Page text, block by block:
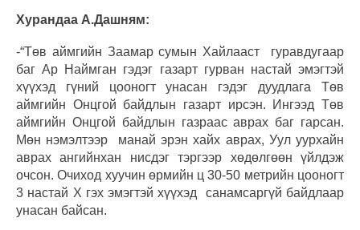
Хурандаа А.Дашням:
-“Төв аймгийн Заамар сумын Хайлааст гуравдугаар
баг Ар Наймган гэдэг газарт гурван настай эмэгтэй
хүүхэд гүний цооногт унасан гэдэг дуудлага Төв
аймгийн Онцгой байдлын газарт ирсэн. Ингээд Төв
аймгийн Онцгой байдлын газраас аврах баг гарсан.
Мөн нэмэлтээр манай эрэн хайх аврах, Уул уурхайн
аврах ангийнхан нисдэг тэргээр хөдөлгөөн үйлдэж
очсон. Очиход хуучин өрмийн ц 30-50 метрийн цооногт
3 настай Х гэх эмэгтэй хүүхэд санамсаргүй байдлаар
унасан байсан.